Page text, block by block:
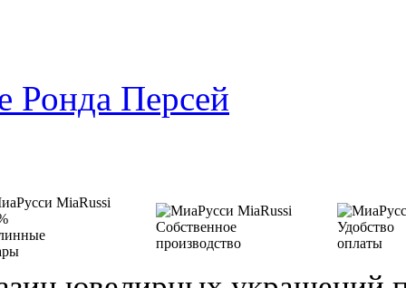
Ронда Персей
Собственное
производство
Удобство
оплаты